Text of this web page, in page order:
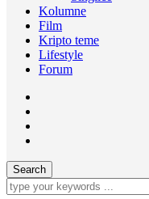
Kolumne
Film
Kripto teme
Lifestyle
Forum